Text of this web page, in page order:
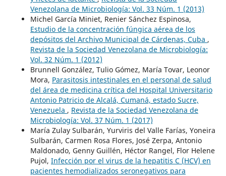
Venezolana de Microbiología: Vol. 33 Núm. 1 (2013)
Michel García Miniet, Renier Sánchez Espinosa,
Estudio de la concentración fúngica aérea de los
depósitos del Archivo Municipal de Cárdenas, Cuba ,
Revista de la Sociedad Venezolana de Microbiología:
Vol. 32 Núm. 1 (2012)
Brunnell González, Tulio Gómez, María Tovar, Leonor
Mora, Parasitosis intestinales en el personal de salud
del área de medicina crítica del Hospital Universitario
Antonio Patricio de Alcalá, Cumaná, estado Sucre,
Venezuela , Revista de la Sociedad Venezolana de
Microbiología: Vol. 37 Núm. 1 (2017)
María Zulay Sulbarán, Yurviris del Valle Farías, Yoneira
Sulbarán, Carmen Rosa Flores, José Zerpa, Antonio
Maldonado, Genny Guillén, Héctor Rangel, Flor Helene
Pujol, Infección por el virus de la hepatitis C (HCV) en
pacientes hemodializados seronegativos para